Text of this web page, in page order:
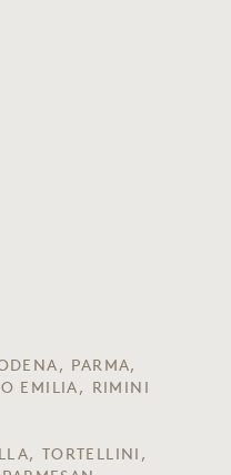
PARMA,
EMILIA, RIMINI
TORTELLINI,